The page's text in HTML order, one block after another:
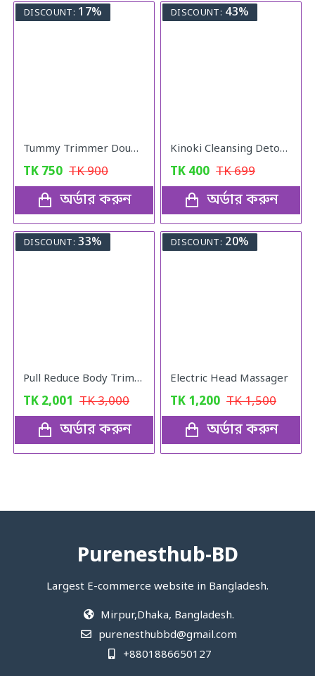
DISCOUNT: 17%
Tummy Trimmer Double Spring
TK 750 TK900
অর্ডার করুন
DISCOUNT: 43%
Kinoki Cleansing Detox Foot Pad
TK 400 TK699
অর্ডার করুন
DISCOUNT: 33%
Pull Reduce Body Trimmer for Fitness Exercise
TK 2,001 TK3,000
অর্ডার করুন
DISCOUNT: 20%
Electric Head Massager
TK 1,200 TK1,500
অর্ডার করুন
Purenesthub-BD
Largest E-commerce website in Bangladesh.
Mirpur,Dhaka, Bangladesh.
purenesthubbd@gmail.com
+8801886650127